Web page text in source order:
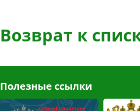
озврат к
Полезные ссылки